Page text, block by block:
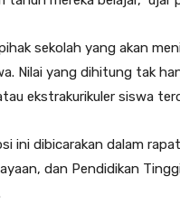
sekolah yang akan
Nilai yang dihitung tak
ekstrakurikuler siswa
ini dibicarakan dalam
dan Pendidikan